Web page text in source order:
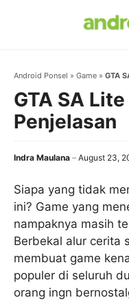
Android Ponsel » Game » GTA
GTA SA
Penjelasan
Indra Maulana August 23,
Siapa yang tidak
ini? Game yang
nampaknya masih
Berbekal alur cerita
membuat game
populer di seluruh
orang ingn